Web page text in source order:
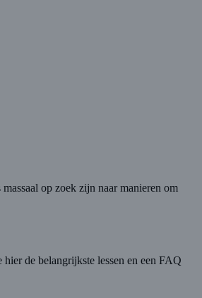
op zoek zijn naar manieren om
de belangrijkste lessen en een FAQ